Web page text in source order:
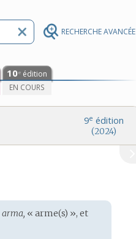
RECHERCHE AVANCÉE
10e édition
EN COURS
9e édition
(2024)
arma, « arme(s) », et